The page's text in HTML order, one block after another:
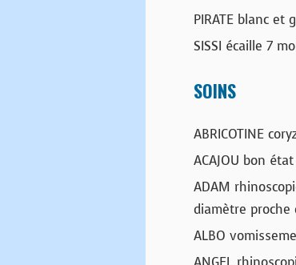
PIRATE blanc et
SISSI écaille 7
SOINS
ABRICOTINE
ACAJOU bon
ADAM
diamètre proche
ALBO